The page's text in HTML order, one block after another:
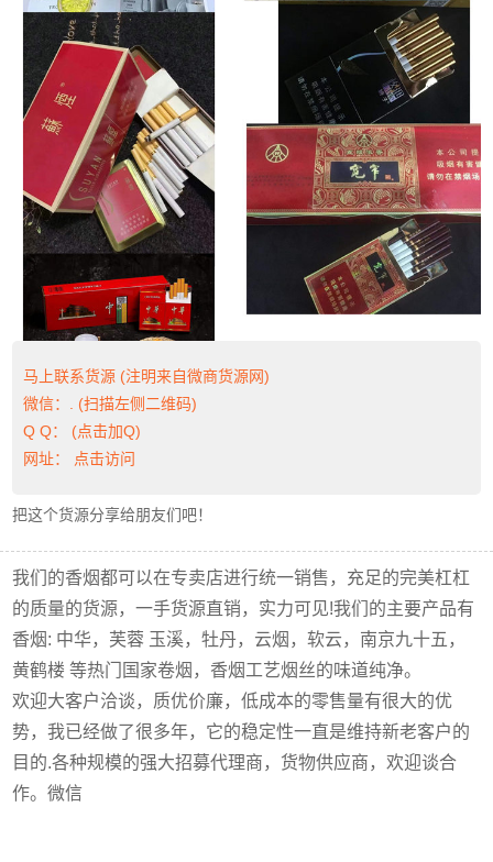
马上联系货源 (注明来自微商货源网)
微信：. (扫描左侧二维码)
Q Q：
(点击加Q)
网址：
点击访问
把这个货源分享给朋友们吧！
我们的香烟都可以在专卖店进行统一销售，充足的完美杠杠
的质量的货源，一手货源直销，实力可见!我们的主要产品有
香烟: 中华，芙蓉 玉溪，牡丹，云烟，软云，南京九十五，
黄鹤楼 等热门国家卷烟，香烟工艺烟丝的味道纯净。
欢迎大客户洽谈，质优价廉，低成本的零售量有很大的优
势，我已经做了很多年，它的稳定性一直是维持新老客户的
目的.各种规模的强大招募代理商，货物供应商，欢迎谈合
作。微信